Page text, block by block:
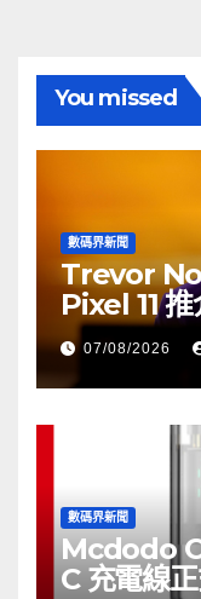
You missed
數碼界新聞
Trevor
Pixel 11
07/08/2026
數碼界新聞
Mcdodo
C 充電線